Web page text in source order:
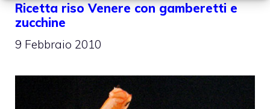
Ricetta riso Venere con gamberetti e
zucchine
9 Febbraio 2010